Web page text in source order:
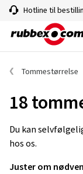
Hotline til
Tommestørrelse
18
Du kan
hos os.
Juster om